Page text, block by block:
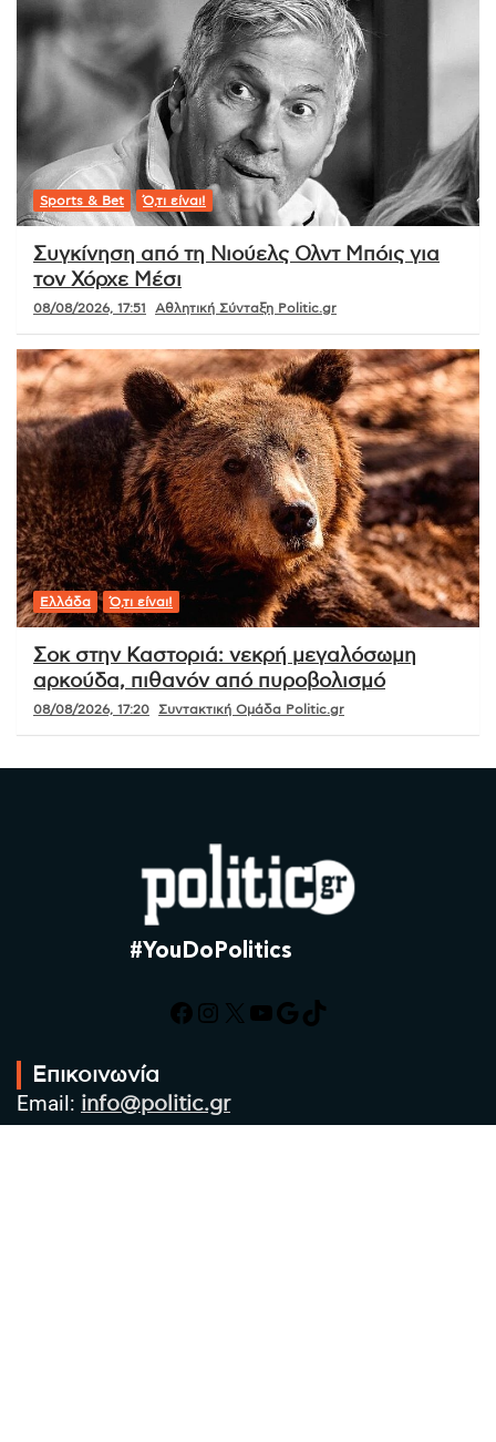
Sports & Bet Ό,τι είναι!
Συγκίνηση από τη Νιούελς Ολντ Μπόις για
τον Χόρχε Μέσι
08/08/2026, 17:51 Αθλητική Σύνταξη Politic.gr
Ελλάδα Ό,τι είναι!
Σοκ στην Καστοριά: νεκρή μεγαλόσωμη
αρκούδα, πιθανόν από πυροβολισμό
08/08/2026, 17:20 Συντακτική Ομάδα Politic.gr
#YouDoPolitics
Facebook
Instagram
X YouTube
Google
TikTok
Επικοινωνία
Email: info@politic.gr
Τηλ: